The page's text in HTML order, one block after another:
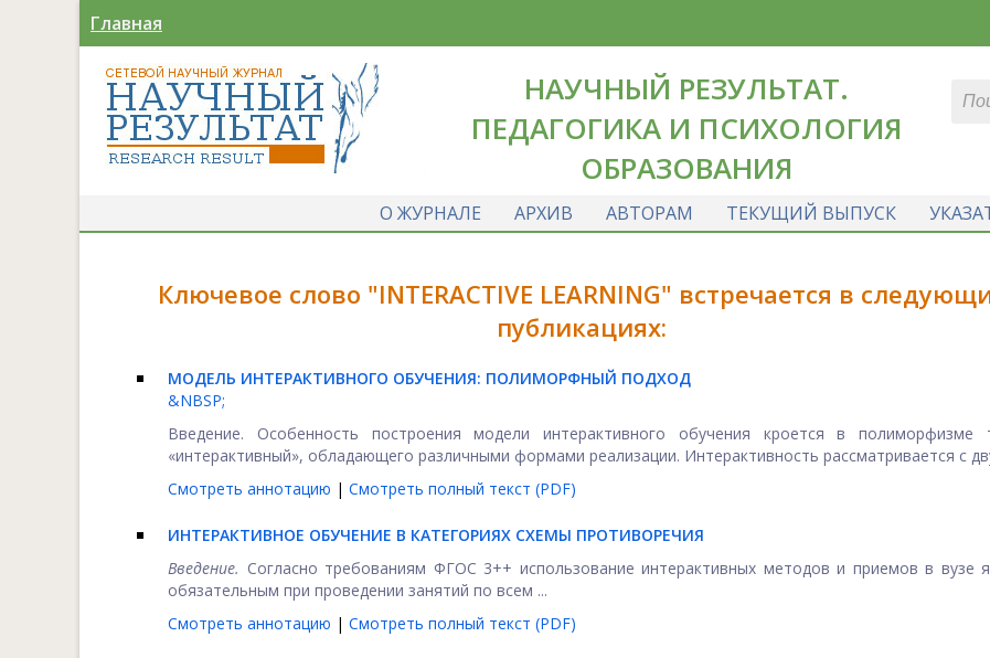
Главная
НАУЧНЫЙ РЕЗУЛЬТАТ.
ПЕДАГОГИКА И ПСИХОЛОГИЯ
ОБРАЗОВАНИЯ
О ЖУРНАЛЕ
АРХИВ АВТОРАМ ТЕКУЩИЙ ВЫПУСК
Ключевое слово "INTERACTIVE LEARNING" встречается в
публикациях:
МОДЕЛЬ ИНТЕРАКТИВНОГО ОБУЧЕНИЯ: ПОЛИМОРФНЫЙ ПОДХОД
&NBSP;
Введение. Особенность построения модели интерактивного обучения кроется в полиморфизме
«интерактивный», обладающего различными формами реализации. Интерактивность рассматривается с
Смотреть аннотацию | Смотреть полный текст (PDF)
ИНТЕРАКТИВНОЕ ОБУЧЕНИЕ В КАТЕГОРИЯХ СХЕМЫ ПРОТИВОРЕЧИЯ
Введение. Согласно требованиям ФГОС 3++ использование интерактивных методов и приемов в вузе
обязательным при проведении занятий по всем ...
Смотреть аннотацию | Смотреть полный текст (PDF)